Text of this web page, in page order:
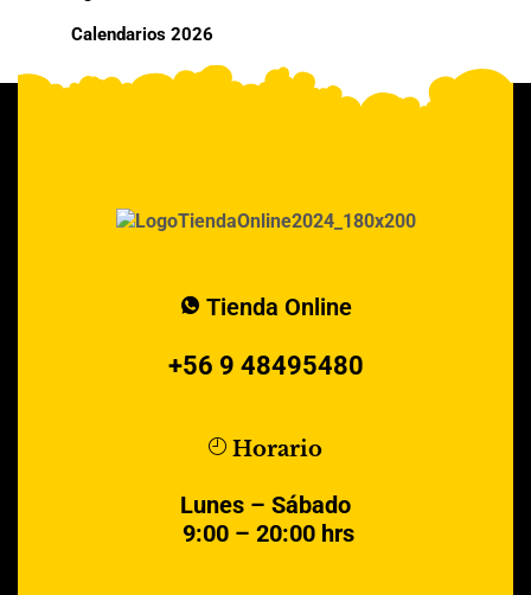
Calendarios 2026
Tienda Online
+56 9 48495480
Horario
Lunes – Sábado
9:00 – 20:00 hrs